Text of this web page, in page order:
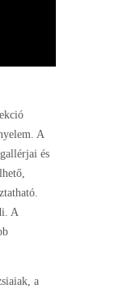
A
és
A
a